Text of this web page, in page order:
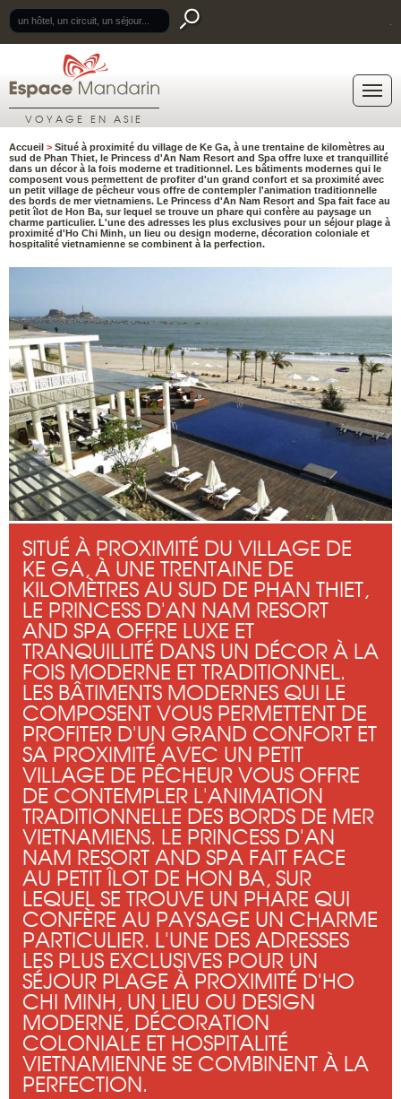
VOYAGE EN ASIE
Accueil > Situé à proximité du village de Ke Ga, à une trentaine de kilomètres au
sud de Phan Thiet, le Princess d'An Nam Resort and Spa offre luxe et tranquillité
dans un décor à la fois moderne et traditionnel. Les bâtiments modernes qui le
composent vous permettent de profiter d'un grand confort et sa proximité avec
un petit village de pêcheur vous offre de contempler l'animation traditionnelle
des bords de mer vietnamiens. Le Princess d'An Nam Resort and Spa fait face au
petit îlot de Hon Ba, sur lequel se trouve un phare qui confère au paysage un
charme particulier. L'une des adresses les plus exclusives pour un séjour plage à
proximité d'Ho Chi Minh, un lieu ou design moderne, décoration coloniale et
hospitalité vietnamienne se combinent à la perfection.
SITUÉ À PROXIMITÉ DU VILLAGE DE
KE GA, À UNE TRENTAINE DE
KILOMÈTRES AU SUD DE PHAN THIET,
LE PRINCESS D'AN NAM RESORT
AND SPA OFFRE LUXE ET
TRANQUILLITÉ DANS UN DÉCOR À LA
FOIS MODERNE ET TRADITIONNEL.
LES BÂTIMENTS MODERNES QUI LE
COMPOSENT VOUS PERMETTENT DE
PROFITER D'UN GRAND CONFORT ET
SA PROXIMITÉ AVEC UN PETIT
VILLAGE DE PÊCHEUR VOUS OFFRE
DE CONTEMPLER L'ANIMATION
TRADITIONNELLE DES BORDS DE MER
VIETNAMIENS. LE PRINCESS D'AN
NAM RESORT AND SPA FAIT FACE
AU PETIT ÎLOT DE HON BA, SUR
LEQUEL SE TROUVE UN PHARE QUI
CONFÈRE AU PAYSAGE UN CHARME
PARTICULIER. L'UNE DES ADRESSES
LES PLUS EXCLUSIVES POUR UN
SÉJOUR PLAGE À PROXIMITÉ D'HO
CHI MINH, UN LIEU OU DESIGN
MODERNE, DÉCORATION
COLONIALE ET HOSPITALITÉ
VIETNAMIENNE SE COMBINENT À LA
PERFECTION.